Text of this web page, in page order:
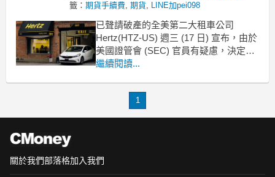
籤： 期貨手續費, 期貨, LINE加pei098
已聲請破產的全美第二大租車公司
Hertz(HTZ-US) 週三 (17 日) 宣布，由於
美國證管會 (SEC) 官員有疑慮，決定暫
停出售 5 億美元新股的計畫，等待 SEC
Hertz 在週三提交給主管機關的文件中表
示，出售股票的計畫「立即暫停，將等
繼續閱讀...
1
關於我們部落格加入我們